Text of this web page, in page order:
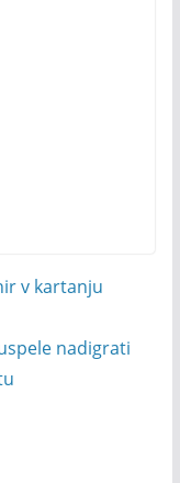
v kartanju
nadigrati